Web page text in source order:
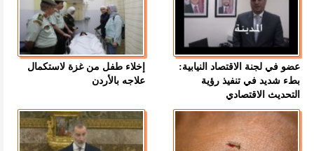
عضو في لجنة الاقتصاد النيابية:
بطء شديد في تنفيذ رؤية
التحديث الاقتصادي
إخلاء طفل من غزة لاستكمال
علاجه بالأردن